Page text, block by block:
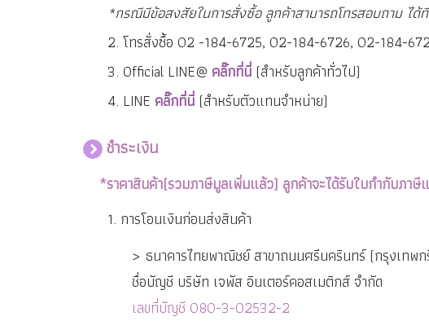
*กรณีมีข้อสงสัยในการสั่งซื้อ ลูกค้าสามารถโทรสอบถาม ไ
2. โทรสั่งซื้อ 02 -184-6725, 02-184-6726, 02-184-
3. Official LINE@ คลิ๊กที่นี่ (สำหรับลูกค้าทั่วไป)
4. LINE คลิ๊กที่นี่ (สำหรับตัวแทนจำหน่าย)
ชำระเงิน
*ราคาสินค้า(รวมภาษีมูลเพิ่มแล้ว) ลูกค้าจะได้รับใบกำกับภา
1. การโอนเงินก่อนส่งสินค้า
> ธนาคารไทยพาณิชย์ สาขาถนนศรีนครินทร์ (กรุงเทพก
ชื่อบัญชี บริษัท เจพัส อินเตอร์คอสเมติกส์ จำกัด
เลขที่บัญชี 080-3-02532-2